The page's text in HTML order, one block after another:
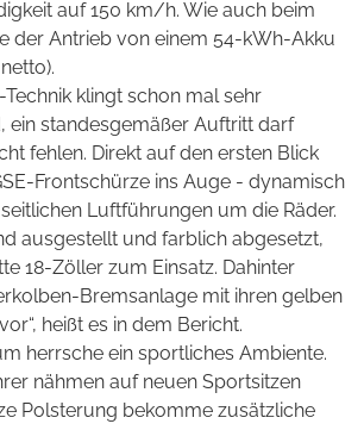
auf 150 km/h. Wie auch beim
der Antrieb von einem 54-kWh-Akku
Technik klingt schon mal sehr
ein standesgemäßer Auftritt darf
fehlen. Direkt auf den ersten Blick
Frontschürze ins Auge - dynamisch
Luftführungen um die Räder.
ausgestellt und farblich abgesetzt,
18-Zöller zum Einsatz. Dahinter
Bremsanlage mit ihren gelben
heißt es in dem Bericht.
herrsche ein sportliches Ambiente.
nähmen auf neuen Sportsitzen
Polsterung bekomme zusätzliche